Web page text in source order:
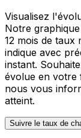
Visualisez
Notre
12 mois de taux
indique avec
instant.
évolue en votre
nous vous
atteint.
Suivre le taux de